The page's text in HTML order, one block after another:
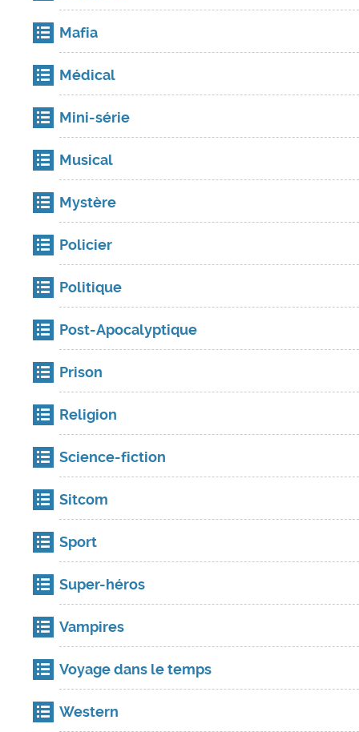
Mafia
Médical
Mini-série
Musical
Mystère
Policier
Politique
Post-Apocalyptique
Prison
Religion
Science-fiction
Sitcom
Sport
Super-héros
Vampires
Voyage dans le temps
Western